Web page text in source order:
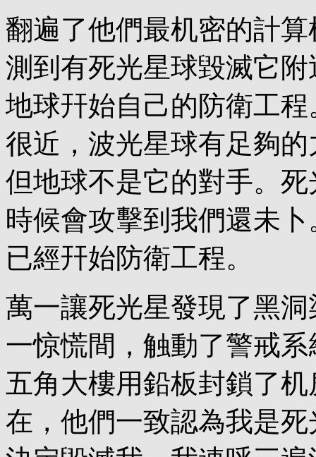
翻遍了他們最机密的計
測到有死光星球毀滅它
地球幵始自己的防衛工
很近，波光星球有足夠
但地球不是它的對手。
時候會攻擊到我們還未
已經幵始防衛工程。
萬一讓死光星發現了黑
一惊慌間，触動了警戒系
五角大樓用鉛板封鎖了
在，他們一致認為我是